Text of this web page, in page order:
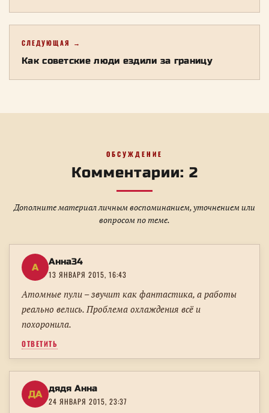
СЛЕДУЮЩАЯ →
Как советские люди ездили за границу
ОБСУЖДЕНИЕ
Комментарии: 2
Дополните материал личным воспоминанием, уточнением или
вопросом по теме.
А Анна34
13 ЯНВАРЯ 2015, 16:43
Атомные пули – звучит как фантастика, а работы
реально велись. Проблема охлаждения всё и
похоронила.
ОТВЕТИТЬ
ДА дядя Анна
24 ЯНВАРЯ 2015, 23:37